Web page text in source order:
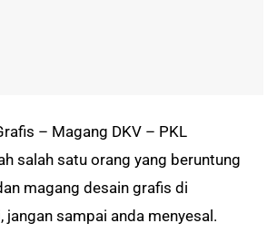
– Magang DKV – PKL
salah satu orang yang beruntung
magang desain grafis di
jangan sampai anda menyesal.